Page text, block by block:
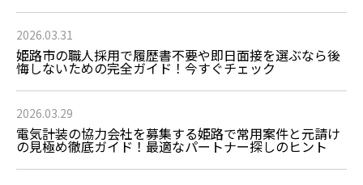
2026.03.31
姫路市の職人採用で履歴書不要や即日面接を選ぶなら後
悔しないための完全ガイド！今すぐチェック
2026.03.29
電気計装の協力会社を募集する姫路で常用案件と元請け
の見極め徹底ガイド！最適なパートナー探しのヒント